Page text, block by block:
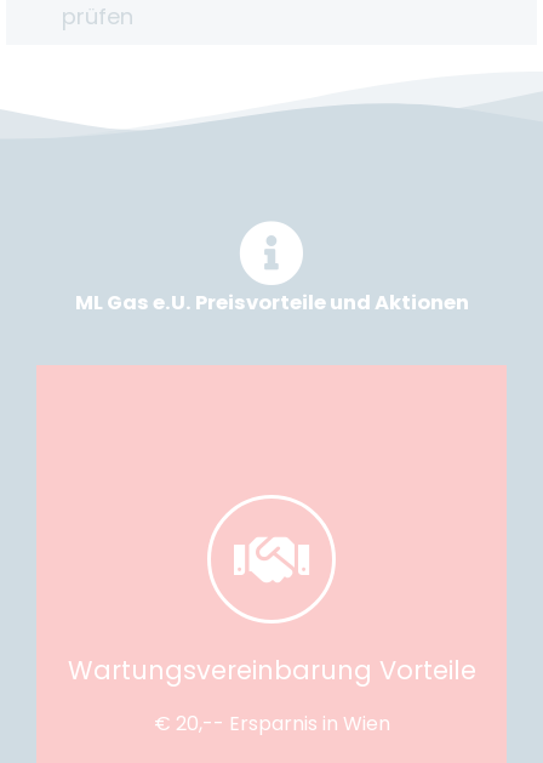
prüfen
ML Gas e.U. Preisvorteile und Aktionen
Wartungsvereinbarung Vorteile
€ 20,-- Ersparnis in Wien
Wartungsvereinbarung
€ 20,- Ersparnis in Wien
Telefonische Terminerinnerung, Fixpreisgarantie, Bei
einem Notfall kommen wir am selben Tag, 2. Service
bindend (Telefonische Kündigung möglich!)